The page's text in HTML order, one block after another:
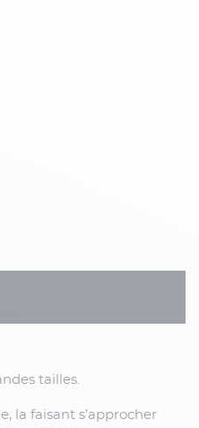
tailles.